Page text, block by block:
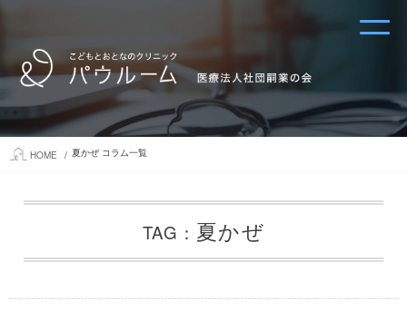
HOME 夏かぜ コラム一覧
TAG： 夏かぜ